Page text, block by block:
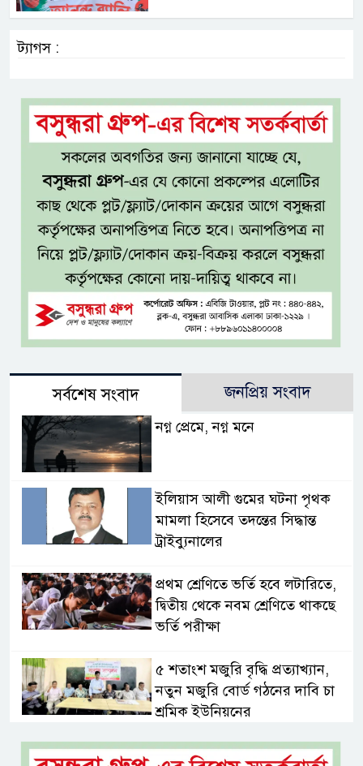
ট্যাগস :
সর্বশেষ সংবাদ জনপ্রিয় সংবাদ
নগ্ন প্রেমে, নগ্ন মনে
ইলিয়াস আলী গুমের ঘটনা পৃথক
মামলা হিসেবে তদন্তের সিদ্ধান্ত
ট্রাইব্যুনালের
প্রথম শ্রেণিতে ভর্তি হবে লটারিতে,
দ্বিতীয় থেকে নবম শ্রেণিতে থাকছে
ভর্তি পরীক্ষা
৫ শতাংশ মজুরি বৃদ্ধি প্রত্যাখ্যান,
নতুন মজুরি বোর্ড গঠনের দাবি চা
শ্রমিক ইউনিয়নের
টাঙ্গাইল জেলা পরিষদের উদ্যোগে